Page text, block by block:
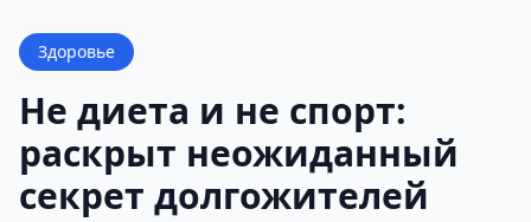
Здоровье
Не диета и не спорт:
раскрыт неожиданный
секрет долгожителей